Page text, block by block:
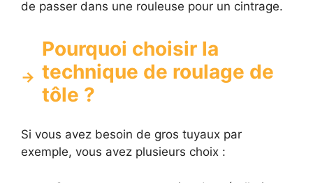
de passer dans une rouleuse pour un cintrage.
Pourquoi choisir la
technique de roulage de
tôle ?
Si vous avez besoin de gros tuyaux par
exemple, vous avez plusieurs choix :